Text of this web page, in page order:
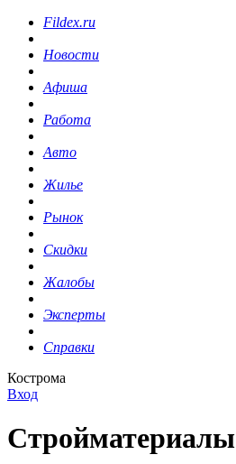
Fildex.ru
Новости
Афиша
Работа
Авто
Жилье
Рынок
Скидки
Жалобы
Эксперты
Справки
Кострома
Вход